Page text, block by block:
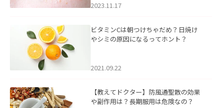
2023.11.17
ビタミンCは朝つけちゃだめ？日焼け
やシミの原因になるってホント？
2021.09.22
【教えてドクター】防風通聖散の効果
や副作用は？長期服用は危険なの？